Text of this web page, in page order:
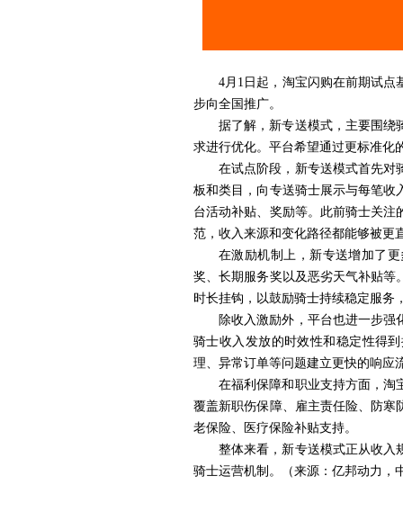
4月1日起，淘宝闪购在前期试点
步向全国推广。
据了解，新专送模式，主要围绕
求进行优化。平台希望通过更标准化
在试点阶段，新专送模式首先对
板和类目，向专送骑士展示与每笔
台活动补贴、奖励等。此前骑士关
范，收入来源和变化路径都能够被更
在激励机制上，新专送增加了
奖、长期服务奖以及恶劣天气补贴
时长挂钩，以鼓励骑士持续稳定服务
除收入激励外，平台也进一步
骑士收入发放的时效性和稳定性得
理、异常订单等问题建立更快的响应
在福利保障和职业支持方面，淘
覆盖新职伤保障、雇主责任险、防
老保险、医疗保险补贴支持。
整体来看，新专送模式正从收入
骑士运营机制。（来源：亿邦动力，